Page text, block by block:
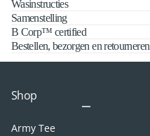
Wasinstructies
Samenstelling
B Corp™ certified
Bestellen, bezorgen en retourneren
Shop
Army Tee